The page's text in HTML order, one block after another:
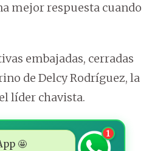
mejor respuesta cuando
embajadas, cerradas
de Delcy Rodríguez, la
líder chavista.
🤩
1